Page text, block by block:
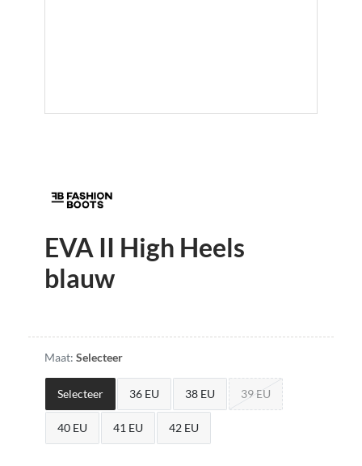
EVA II High Heels
blauw
Maat: Selecteer
Selecteer 36 EU 38 EU 39 EU
40 EU 41 EU 42 EU